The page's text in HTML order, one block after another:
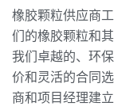
橡胶颗粒供应商
们的橡胶颗粒和
我们卓越的、环
价和灵活的合同
商和项目经理建